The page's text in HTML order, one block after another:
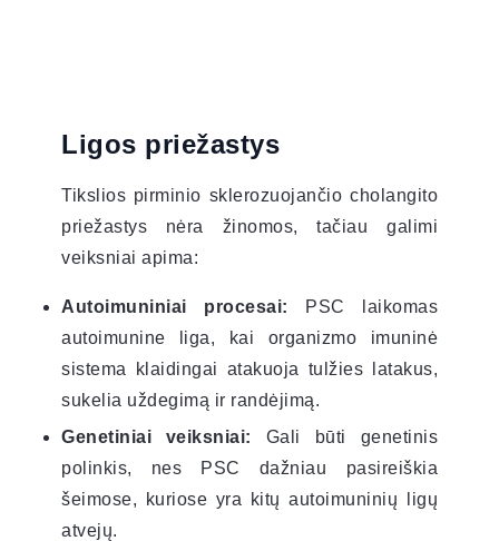
Ligos priežastys
Tikslios pirminio sklerozuojančio cholangito
priežastys nėra žinomos, tačiau galimi
veiksniai apima:
Autoimuniniai procesai: PSC laikomas
autoimunine liga, kai organizmo imuninė
sistema klaidingai atakuoja tulžies latakus,
sukelia uždegimą ir randėjimą.
Genetiniai veiksniai:
Gali būti genetinis
polinkis, nes PSC dažniau pasireiškia
šeimose, kuriose yra kitų autoimuninių ligų
atvejų.